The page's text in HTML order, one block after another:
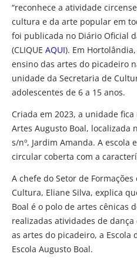
“reconhece a atividade
cultura e da arte popular em
foi publicada no Diário Oficial
(CLIQUE AQUI). Em
ensino das artes do picadeiro
unidade da Secretaria de
adolescentes de 6 a 15 anos.
Criada em 2023, a unidade
Artes Augusto Boal, localizada
s/nº, Jardim Amanda. A escola
circular coberta com a
A chefe do Setor de
Cultura, Eliane Silva, explica
Boal é o polo de artes cênicas
realizadas atividades de
as artes do picadeiro, a Escola
Escola Augusto Boal.